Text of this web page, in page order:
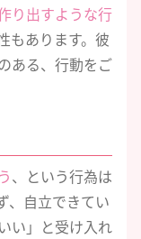
り出すような行
もあります。彼
ある、行動をご
、という行為は
、自立できてい
い」と受け入れ